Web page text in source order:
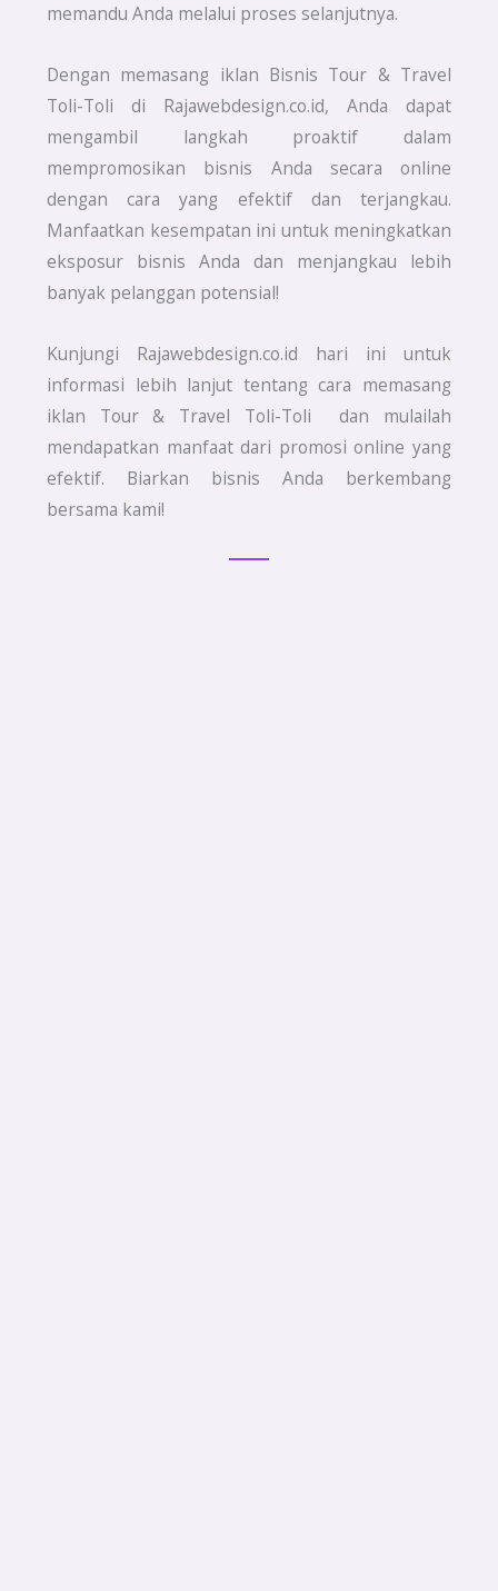
memandu Anda melalui proses selanjutnya.
Dengan memasang iklan Bisnis Tour & Travel
Toli-Toli di Rajawebdesign.co.id, Anda dapat
mengambil langkah proaktif dalam
mempromosikan bisnis Anda secara online
dengan cara yang efektif dan terjangkau.
Manfaatkan kesempatan ini untuk meningkatkan
eksposur bisnis Anda dan menjangkau lebih
banyak pelanggan potensial!
Kunjungi Rajawebdesign.co.id hari ini untuk
informasi lebih lanjut tentang cara memasang
iklan Tour & Travel Toli-Toli dan mulailah
mendapatkan manfaat dari promosi online yang
efektif. Biarkan bisnis Anda berkembang
bersama kami!